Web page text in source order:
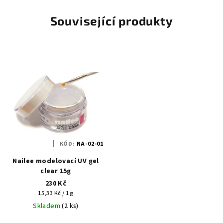
Související produkty
Nailee modelovací UV gel
clear 15g
230 Kč
Měrná
cena:
15,33 Kč / 1 g
Skladem(2 ks)
KÓD: NA-02-01